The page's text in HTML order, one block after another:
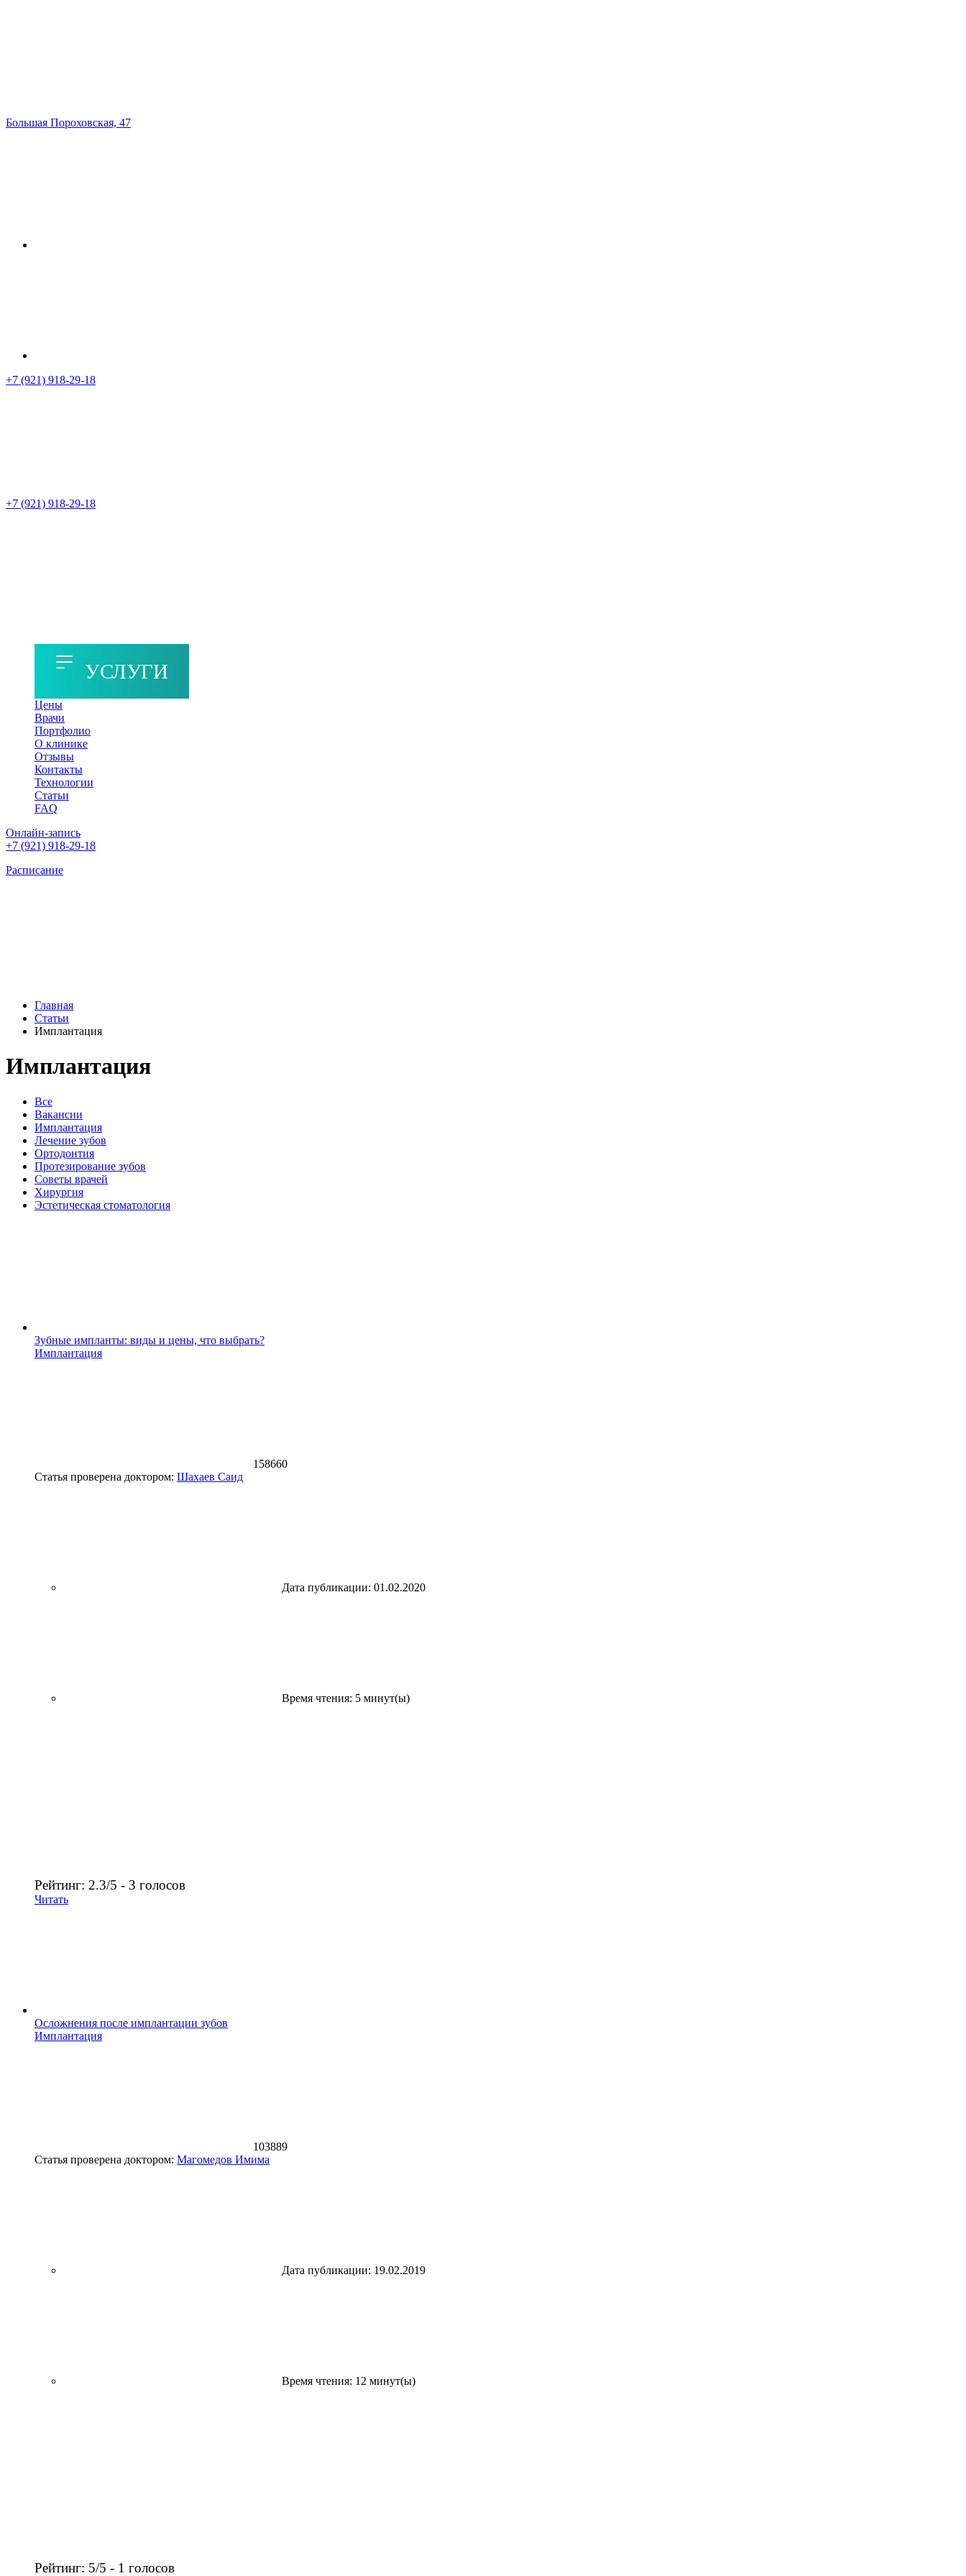
Большая Пороховская, 47
+7 (921) 918-29-18
+7 (921) 918-29-18
УСЛУГИ
Цены
Врачи
Портфолио
О клинике
Отзывы
Контакты
Технологии
Статьи
FAQ
Онлайн-запись
+7 (921) 918-29-18
Расписание
Главная
Статьи
Имплантация
Имплантация
Все
Вакансии
Имплантация
Лечение зубов
Ортодонтия
Протезирование зубов
Советы врачей
Хирургия
Эстетическая стоматология
Зубные импланты: виды и цены, что выбрать?
Имплантация
158660
Статья проверена доктором: Шахаев Саид
Дата публикации: 01.02.2020
Время чтения: 5 минут(ы)
Рейтинг: 2.3/5 - 3 голосов
Читать
Осложнения после имплантации зубов
Имплантация
103889
Статья проверена доктором: Магомедов Имима
Дата публикации: 19.02.2019
Время чтения: 12 минут(ы)
Рейтинг: 5/5 - 1 голосов